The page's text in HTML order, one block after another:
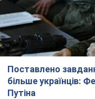
Поставлено
більше українців:
Путіна